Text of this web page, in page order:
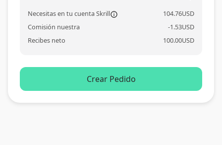
Necesitas en tu cuenta Skrill 104.76USD
Comisión nuestra
-1.53USD
Recibes neto
100.00USD
Crear Pedido